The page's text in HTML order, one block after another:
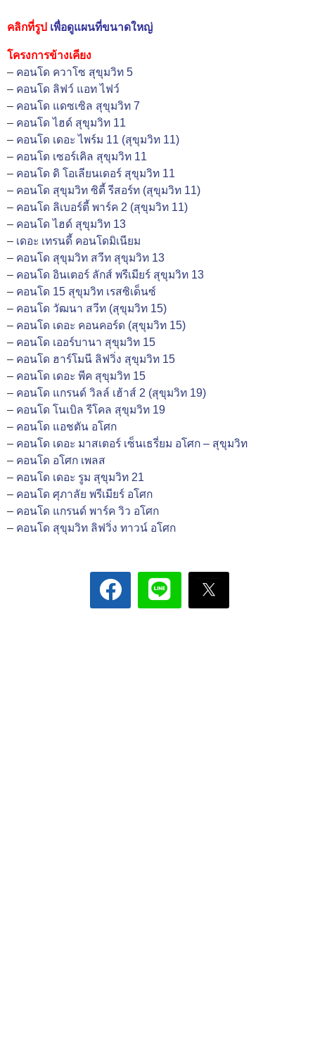
คลิกที่รูป เพื่อดูแผนที่ขนาดใหญ่
โครงการข้างเคียง
– คอนโด ควาโซ สุขุมวิท 5
– คอนโด ลิฟว์ แอท ไฟว์
– คอนโด แดซเซิล สุขุมวิท 7
– คอนโด ไฮด์ สุขุมวิท 11
– คอนโด เดอะ ไพร์ม 11 (สุขุมวิท 11)
– คอนโด เซอร์เคิล สุขุมวิท 11
– คอนโด ดิ โอเลียนเดอร์ สุขุมวิท 11
– คอนโด สุขุมวิท ซิตี้ รีสอร์ท (สุขุมวิท 11)
– คอนโด ลิเบอร์ตี้ พาร์ค 2 (สุขุมวิท 11)
– คอนโด ไฮด์ สุขุมวิท 13
– เดอะ เทรนดี้ คอนโดมิเนียม
– คอนโด สุขุมวิท สวีท สุขุมวิท 13
– คอนโด อินเตอร์ ลักส์ พรีเมียร์ สุขุมวิท 13
– คอนโด 15 สุขุมวิท เรสซิเด็นซ์
– คอนโด วัฒนา สวีท (สุขุมวิท 15)
– คอนโด เดอะ คอนคอร์ด (สุขุมวิท 15)
– คอนโด เออร์บานา สุขุมวิท 15
– คอนโด ฮาร์โมนี ลิฟวิ่ง สุขุมวิท 15
– คอนโด เดอะ พีค สุขุมวิท 15
– คอนโด แกรนด์ วิลล์ เฮ้าส์ 2 (สุขุมวิท 19)
– คอนโด โนเบิล รีโคล สุขุมวิท 19
– คอนโด แอชตัน อโศก
– คอนโด เดอะ มาสเตอร์ เซ็นเธรี่ยม อโศก – สุขุมวิท
– คอนโด อโศก เพลส
– คอนโด เดอะ รูม สุขุมวิท 21
– คอนโด ศุภาลัย พรีเมียร์ อโศก
– คอนโด แกรนด์ พาร์ค วิว อโศก
– คอนโด สุขุมวิท ลิฟวิ่ง ทาวน์ อโศก